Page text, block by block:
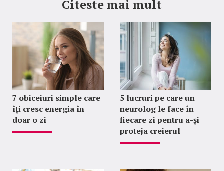
Citeste mai mult
7 obiceiuri simple care
îți cresc energia în
doar o zi
5 lucruri pe care un
neurolog le face în
fiecare zi pentru a-și
proteja creierul